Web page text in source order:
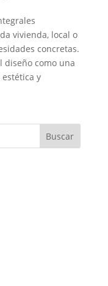
vivienda, local o
concretas.
diseño como una
y
Buscar